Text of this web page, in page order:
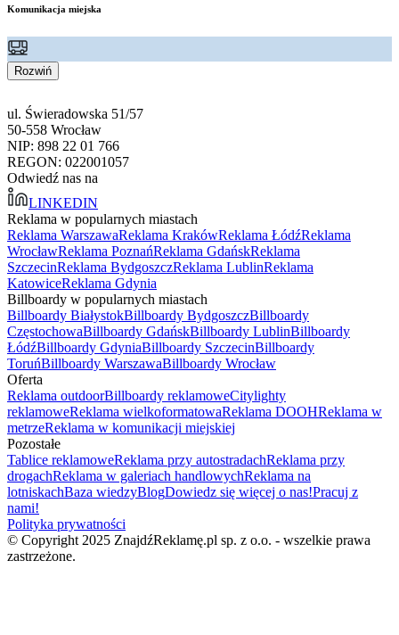
Komunikacja miejska
Rozwiń
ul. Świeradowska 51/57
50-558 Wrocław
NIP: 898 22 01 766
REGON: 022001057
Odwiedź nas na
LINKEDIN
Reklama w popularnych miastach
Reklama WarszawaReklama KrakówReklama ŁódźReklama
WrocławReklama PoznańReklama GdańskReklama
SzczecinReklama BydgoszczReklama LublinReklama
KatowiceReklama Gdynia
Billboardy w popularnych miastach
Billboardy BiałystokBillboardy BydgoszczBillboardy
CzęstochowaBillboardy GdańskBillboardy LublinBillboardy
ŁódźBillboardy GdyniaBillboardy SzczecinBillboardy
ToruńBillboardy WarszawaBillboardy Wrocław
Oferta
Reklama outdoorBillboardy reklamoweCitylighty
reklamoweReklama wielkoformatowaReklama DOOHReklama w
metrzeReklama w komunikacji miejskiej
Pozostałe
Tablice reklamoweReklama przy autostradachReklama przy
drogachReklama w galeriach handlowychReklama na
lotniskachBaza wiedzyBlogDowiedz się więcej o nas!Pracuj z
nami!
Polityka prywatności
© Copyright 2025 ZnajdźReklamę.pl sp. z o.o. - wszelkie prawa
zastrzeżone.